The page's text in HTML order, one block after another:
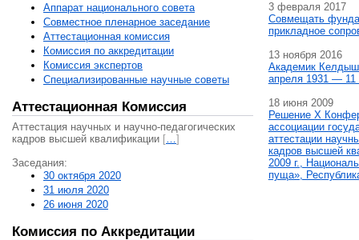
Аппарат национального совета
Совместное пленарное заседание
Аттестационная комисcия
Комиссия по аккредитации
Комиссия экспертов
Специализированные научные советы
Аттестационная Комиссия
Аттестация научных и научно-педагогических
кадров высшей квалификации […]
Заседания:
30 октября 2020
31 июля 2020
26 июня 2020
Комиссия по Аккредитации
3 февраля 2017
Совмещать
прикладное
13 ноября 2016
Академик
апреля 1931 — 11
18 июня 2009
Решение X
ассоциации
аттестации
кадров высшей
2009 г.,
пуща»,